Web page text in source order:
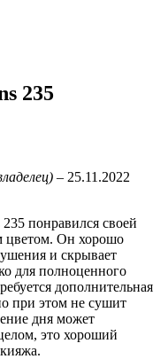
235
– 25.11.2022
понравился своей
цветом. Он хорошо
и скрывает
для полноценного
дополнительная
при этом не сушит
дня может
это хороший